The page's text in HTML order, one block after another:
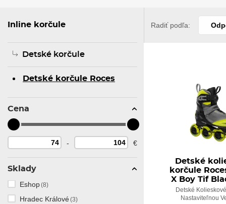
Inline korčule
Detské korčule
Detské korčule Roces
Cena
- €
Sklady
Eshop(8)
Hradec Králové(3)
Radiť podľa:
Detské
korčule
X Boy Tif
Detské
Nastaviteľnou